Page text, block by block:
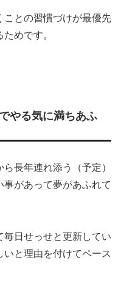
ことの習慣づけが最優先
めです。
やる気に満ちあふ
長年連れ添う（予定）
があって夢があふれて
毎日せっせと更新してい
と理由を付けてペース